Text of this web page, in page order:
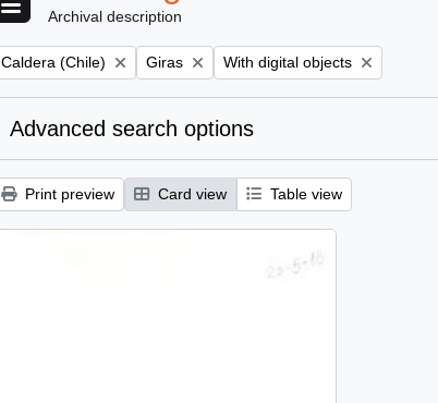
Archival description
Remove filter:
Caldera (Chile) Remove filter:
Giras Remove filter:
With digital objects
Advanced search options
Print preview Card view Table view